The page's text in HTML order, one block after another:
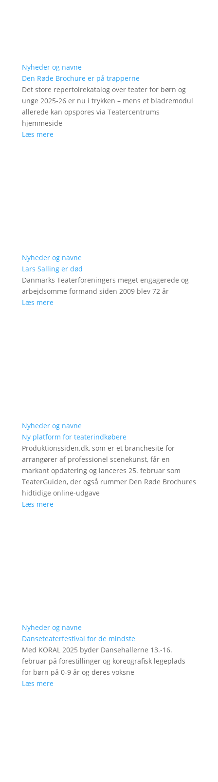
Nyheder og navne
Den Røde Brochure er på trapperne
Det store repertoirekatalog over teater for børn og
unge 2025-26 er nu i trykken – mens et bladremodul
allerede kan opspores via Teatercentrums
hjemmeside
Læs mere
Nyheder og navne
Lars Salling er død
Danmarks Teaterforeningers meget engagerede og
arbejdsomme formand siden 2009 blev 72 år
Læs mere
Nyheder og navne
Ny platform for teaterindkøbere
Produktionssiden.dk, som er et branchesite for
arrangører af professionel scenekunst, får en
markant opdatering og lanceres 25. februar som
TeaterGuiden, der også rummer Den Røde Brochures
hidtidige online-udgave
Læs mere
Nyheder og navne
Danseteaterfestival for de mindste
Med KORAL 2025 byder Dansehallerne 13.-16.
februar på forestillinger og koreografisk legeplads
for børn på 0-9 år og deres voksne
Læs mere